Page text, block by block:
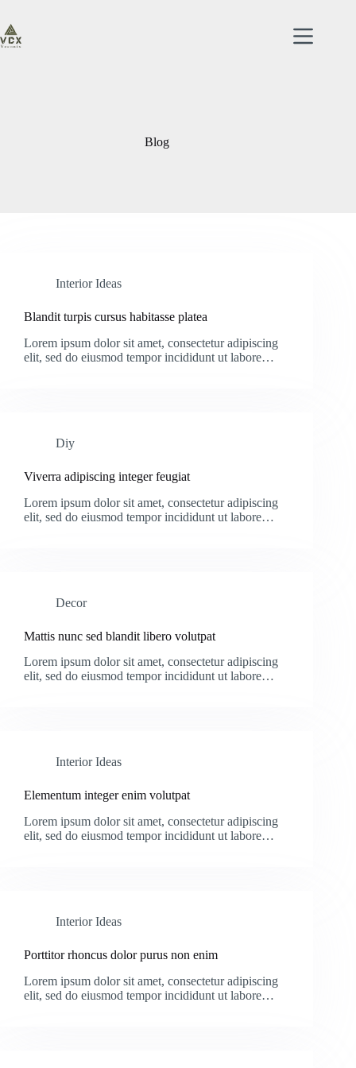
contenido
Blog
Interior Ideas
Blandit turpis cursus habitasse platea
Lorem ipsum dolor sit amet, consectetur adipiscing
elit, sed do eiusmod tempor incididunt ut labore…
Diy
Viverra adipiscing integer feugiat
Lorem ipsum dolor sit amet, consectetur adipiscing
elit, sed do eiusmod tempor incididunt ut labore…
Decor
Mattis nunc sed blandit libero volutpat
Lorem ipsum dolor sit amet, consectetur adipiscing
elit, sed do eiusmod tempor incididunt ut labore…
Interior Ideas
Elementum integer enim volutpat
Lorem ipsum dolor sit amet, consectetur adipiscing
elit, sed do eiusmod tempor incididunt ut labore…
Interior Ideas
Porttitor rhoncus dolor purus non enim
Lorem ipsum dolor sit amet, consectetur adipiscing
elit, sed do eiusmod tempor incididunt ut labore…